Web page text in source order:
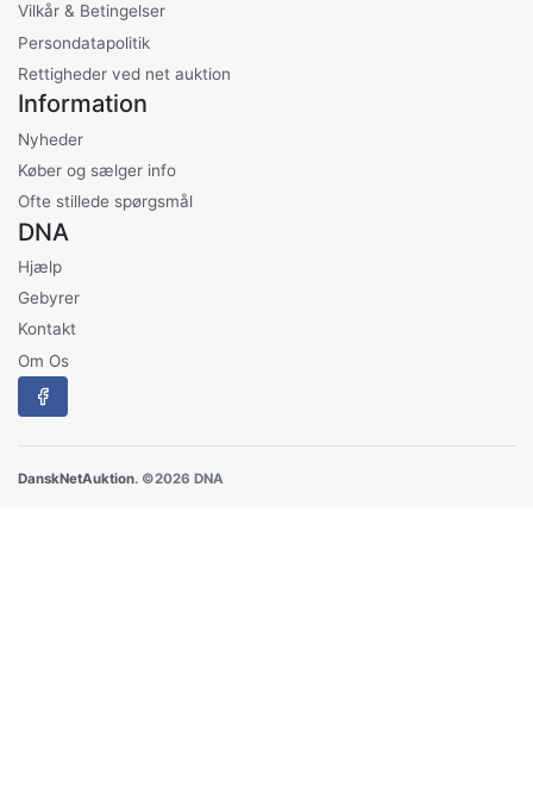
Vilkår & Betingelser
Persondatapolitik
Rettigheder ved net auktion
Information
Nyheder
Køber og sælger info
Ofte stillede spørgsmål
DNA
Hjælp
Gebyrer
Kontakt
Om Os
DanskNetAuktion. ©2026 DNA